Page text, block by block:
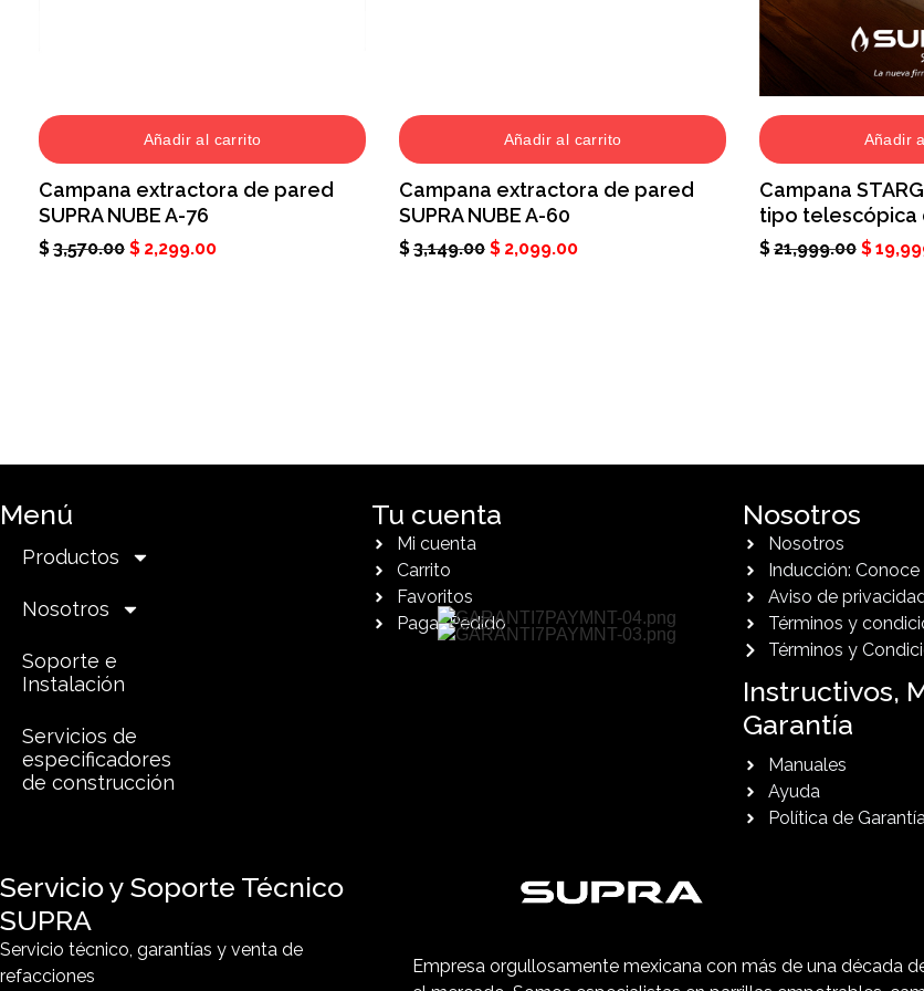
Añadir al carrito
Campana extractora de pared
SUPRA NUBE A-76
$3,570.00 $ 2,299.00
Añadir al carrito
Campana extractora de pared
SUPRA NUBE A-60
$3,149.00 $ 2,099.00
Añadir
Campana
tipo telescópica
$21,999.00 $
Menú
Productos
Nosotros
Soporte e
Instalación
Servicios de
especificadores
de construcción
Tu cuenta
Mi cuenta
Carrito
Favoritos
Pagar Pedido
Nosotros
Nosotros
Inducción: Conoce
Aviso de
Términos y
Términos y
Instructivos,
Garantía
Manuales
Ayuda
Política de
Servicio y Soporte Técnico
SUPRA
Servicio técnico, garantías y venta de
refacciones
Empresa orgullosamente mexicana con más de una década